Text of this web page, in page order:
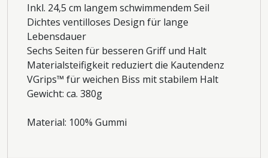
Inkl. 24,5 cm langem schwimmendem Seil
Dichtes ventilloses Design für lange
Lebensdauer
Sechs Seiten für besseren Griff und Halt
Materialsteifigkeit reduziert die Kautendenz
VGrips™ für weichen Biss mit stabilem Halt
Gewicht: ca. 380g
Material: 100% Gummi